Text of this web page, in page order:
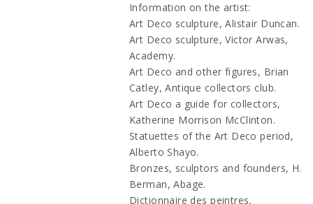
Information on the artist:
Art Deco sculpture, Alistair Duncan.
Art Deco sculpture, Victor Arwas,
Academy.
Art Deco and other figures, Brian
Catley, Antique collectors club.
Art Deco a guide for collectors,
Katherine Morrison McClinton.
Statuettes of the Art Deco period,
Alberto Shayo.
Bronzes, sculptors and founders, H.
Berman, Abage.
Dictionnaire des peintres,